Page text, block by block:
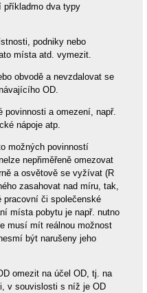
příkladmo dva typy
podniky nebo
místa atd. vymezit.
obvodě a nevzdalovat se
OD.
a omezení, např.
nápoje atp.
možných povinností
nepřiměřeně omezovat
a osvětově se vyžívat (R
zasahovat nad míru, tak,
pracovní či společenské
místa pobytu je např. nutno
musí mít reálnou možnost
být narušeny jeho
omezit na účel OD, tj. na
v souvislosti s níž je OD